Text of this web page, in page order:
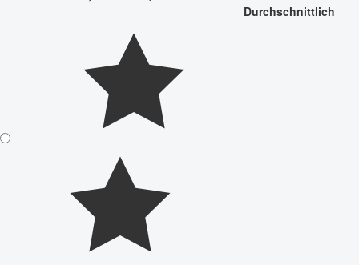
Durchschnittlich